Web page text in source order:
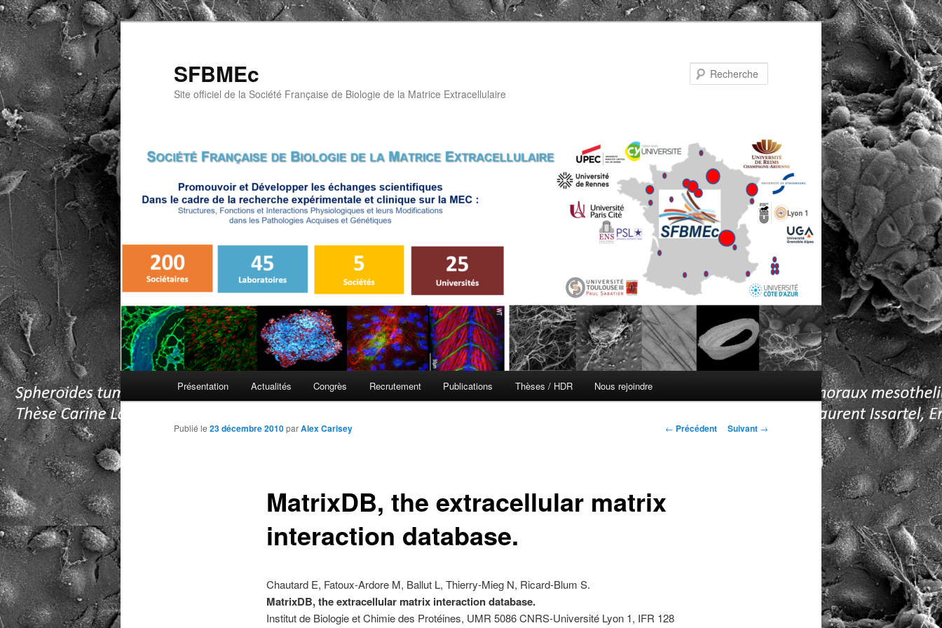
Aller
au
contenu
principal
SFBMEc
Site officiel de la Société Française de Biologie de la Matrice Extracellulaire
Présentation Actualités Congrès Recrutement Publications Thèses / HDR Nous rejoindre
Navigation
← Précédent Suivant →
MatrixDB, the extracellular matrix
interaction database.
Publié le 23 décembre 2010parAlex Carisey
Chautard E, Fatoux-Ardore M, Ballut L, Thierry-Mieg N, Ricard-Blum S.
MatrixDB, the extracellular matrix interaction database.
Institut de Biologie et Chimie des Protéines, UMR 5086 CNRS-Université Lyon 1, IFR 128